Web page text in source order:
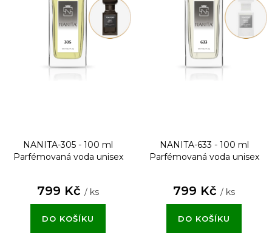
NANITA-305 - 100 ml
Parfémovaná voda unisex
799 Kč / ks
DO KOŠÍKU
NANITA-633 - 100 ml
Parfémovaná voda unisex
799 Kč / ks
DO KOŠÍKU